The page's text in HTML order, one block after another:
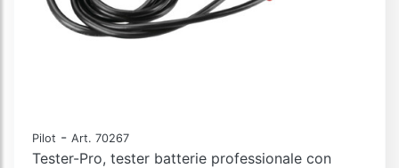
Pilot - Art. 70267
Tester-Pro, tester batterie professionale con